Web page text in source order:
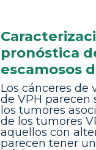
pronóstica
escamosos
Los cánceres
de VPH parecen
los tumores
de los tumores
aquellos con
parecen tener